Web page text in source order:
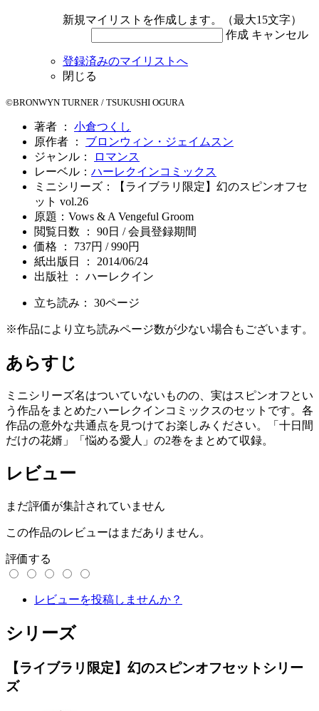
新規マイリストを作成します。（最大15文字）
作成 キャンセル
登録済みのマイリストへ
閉じる
©BRONWYN TURNER / TSUKUSHI OGURA
著者 ： 小倉つくし
原作者 ： ブロンウィン・ジェイムスン
ジャンル：
ロマンス
レーベル： ハーレクインコミックス
ミニシリーズ：【ライブラリ限定】幻のスピンオフセ
ット vol.26
原題：Vows & A Vengeful Groom
閲覧日数 ： 90日 / 会員登録期間
価格 ： 737円 / 990円
紙出版日 ： 2014/06/24
出版社 ： ハーレクイン
立ち読み： 30ページ
※作品により立ち読みページ数が少ない場合もございます。
あらすじ
ミニシリーズ名はついていないものの、実はスピンオフとい
う作品をまとめたハーレクインコミックスのセットです。各
作品の意外な共通点を見つけてお楽しみください。「十日間
だけの花婿」「悩める愛人」の2巻をまとめて収録。
レビュー
まだ評価が集計されていません
この作品のレビューはまだありません。
評価する
レビューを投稿しませんか？
シリーズ
【ライブラリ限定】幻のスピンオフセットシリー
ズ